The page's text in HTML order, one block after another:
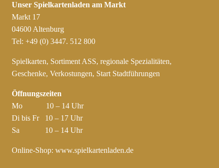
Unser Spielkartenladen am Markt
Markt 17
04600 Altenburg
Tel: +49 (0) 3447. 512 800
Spielkarten, Sortiment ASS, regionale Spezialitäten,
Geschenke, Verkostungen, Start Stadtführungen
Öffnungszeiten
Mo 10 – 14 Uhr
Di bis Fr 10 – 17 Uhr
Sa 10 – 14 Uhr
Online-Shop: www.spielkartenladen.de